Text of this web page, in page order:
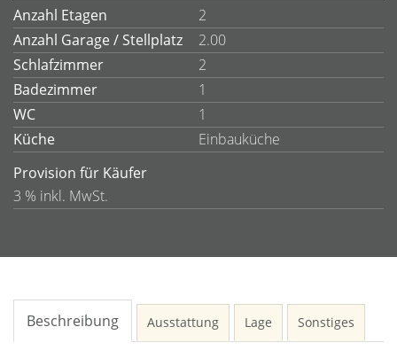
Anzahl Etagen
2
Anzahl Garage / Stellplatz
2.00
Schlafzimmer
2
Badezimmer
1
WC
1
Küche
Einbauküche
Provision für Käufer
3 % inkl. MwSt.
Beschreibung Ausstattung Lage Sonstiges